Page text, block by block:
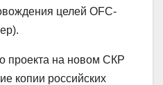
целей OFC-
проекта на новом СКР
копии российских